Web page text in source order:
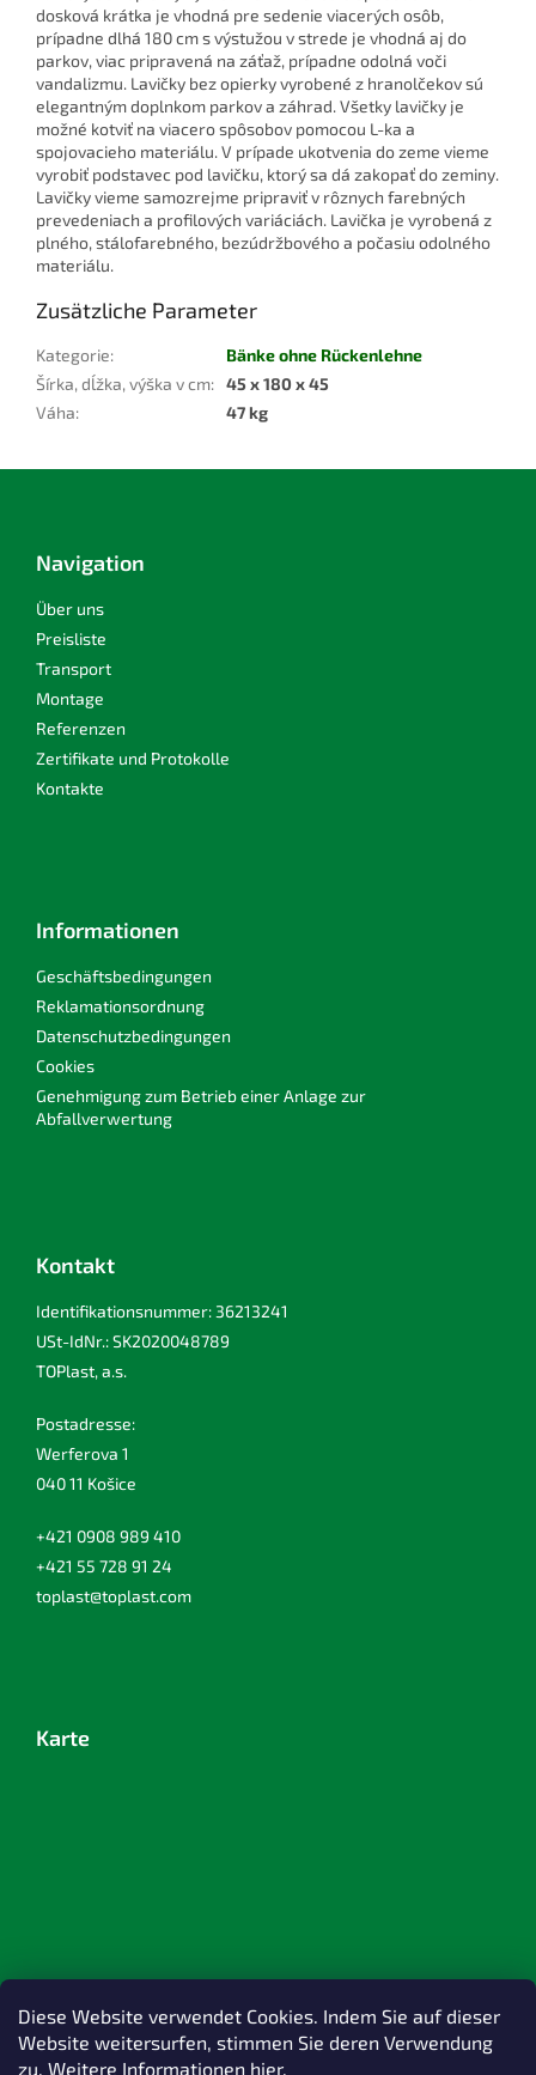
Diese Website verwendet Cookies. Indem Sie auf dieser
Website weitersurfen, stimmen Sie deren Verwendung
zu. Weitere Informationen hier.
dosková krátka je vhodná pre sedenie viacerých osôb,
prípadne dlhá 180 cm s výstužou v strede je vhodná aj do
parkov, viac pripravená na záťaž, prípadne odolná voči
vandalizmu. Lavičky bez opierky vyrobené z hranolčekov sú
elegantným doplnkom parkov a záhrad. Všetky lavičky je
možné kotviť na viacero spôsobov pomocou L-ka a
spojovacieho materiálu. V prípade ukotvenia do zeme vieme
vyrobiť podstavec pod lavičku, ktorý sa dá zakopať do zeminy.
Lavičky vieme samozrejme pripraviť v rôznych farebných
prevedeniach a profilových variáciách. Lavička je vyrobená z
plného, stálofarebného, bezúdržbového a počasiu odolného
materiálu.
Zusätzliche Parameter
Kategorie:
Bänke ohne Rückenlehne
Šírka, dĺžka, výška v cm: 45 x 180 x 45
Váha: 47 kg
Navigation
Über uns
Preisliste
Transport
Montage
Referenzen
Zertifikate und Protokolle
Kontakte
Informationen
Geschäftsbedingungen
Reklamationsordnung
Datenschutzbedingungen
Cookies
Genehmigung zum Betrieb einer Anlage zur
Abfallverwertung
Kontakt
Identifikationsnummer: 36213241
USt-IdNr.: SK2020048789
TOPlast, a.s.
Postadresse:
Werferova 1
040 11 Košice
+421 0908 989 410
+421 55 728 91 24
toplast@toplast.com
Karte